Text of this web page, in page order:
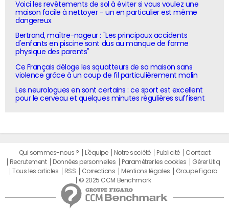
Voici les revêtements de sol à éviter si vous voulez une
maison facile à nettoyer - un en particulier est même
dangereux
Bertrand, maître-nageur : "Les principaux accidents
d'enfants en piscine sont dus au manque de forme
physique des parents"
Ce Français déloge les squatteurs de sa maison sans
violence grâce à un coup de fil particulièrement malin
Les neurologues en sont certains : ce sport est excellent
pour le cerveau et quelques minutes régulières suffisent
Qui sommes-nous ? L'équipe Notre société Publicité
Contact
Recrutement
Données personnelles Paramétrer les cookies
Gérer Utiq
Tous les articles
RSS Corrections Mentions légales
Groupe Figaro
© 2025 CCM Benchmark